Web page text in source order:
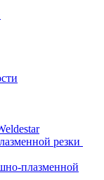
резки
плазменной